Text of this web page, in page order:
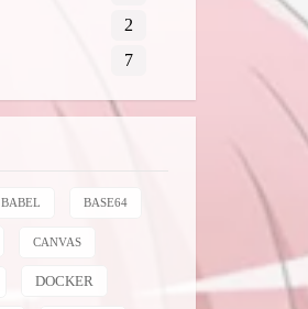
2
7
BABEL BASE64
CANVAS
DOCKER